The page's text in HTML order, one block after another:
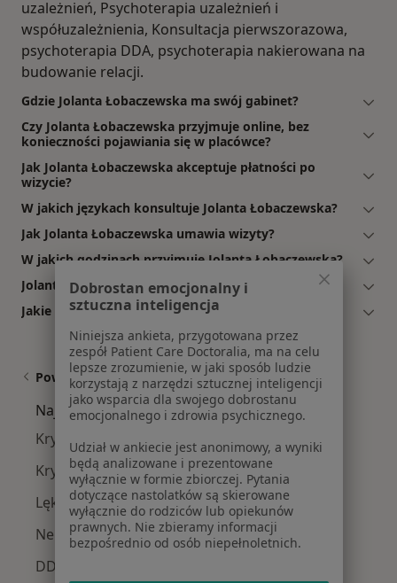
uzależnień, Psychoterapia uzależnień i
współuzależnienia, Konsultacja pierwszorazowa,
psychoterapia DDA, psychoterapia nakierowana na
budowanie relacji.
Gdzie Jolanta Łobaczewska ma swój gabinet?
Czy Jolanta Łobaczewska przyjmuje online, bez
konieczności pojawiania się w placówce?
Jak Jolanta Łobaczewska akceptuje płatności po
wizycie?
W jakich językach konsultuje Jolanta Łobaczewska?
Jak Jolanta Łobaczewska umawia wizyty?
W jakich godzinach przyjmuje Jolanta Łobaczewska?
Jolanta Łobaczewska: co mówią pacjenci?
Jakie ubezpieczenia akceptuje Jolanta Łobaczewska?
Powiązane wyszukiwania
Najczęście leczone choroby
Kryzys w związku w Poznaniu
Kryzys życiowy w Poznaniu
Lęki w Poznaniu
Nerwica w Poznaniu
DDA - dorosłe dzieci alkoholików w Poznaniu
Dobrostan emocjonalny i
sztuczna inteligencja
Niniejsza ankieta, przygotowana przez
zespół Patient Care Doctoralia, ma na celu
lepsze zrozumienie, w jaki sposób ludzie
korzystają z narzędzi sztucznej inteligencji
jako wsparcia dla swojego dobrostanu
emocjonalnego i zdrowia psychicznego.
Udział w ankiecie jest anonimowy, a wyniki
będą analizowane i prezentowane
wyłącznie w formie zbiorczej. Pytania
dotyczące nastolatków są skierowane
wyłącznie do rodziców lub opiekunów
prawnych. Nie zbieramy informacji
bezpośrednio od osób niepełnoletnich.